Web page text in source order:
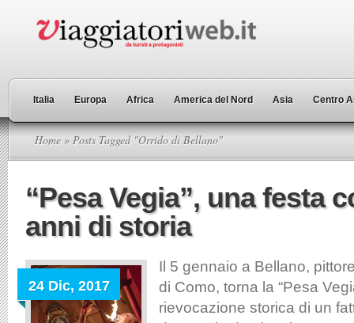
Italia Europa Africa America del Nord Asia Centro
Home » Posts Tagged "Orrido di Bellano"
“Pesa Vegia”, una festa
anni di storia
24 Dic, 2017
Il 5 gennaio a Bellano,
di Como, torna la “Pesa
rievocazione storica di un